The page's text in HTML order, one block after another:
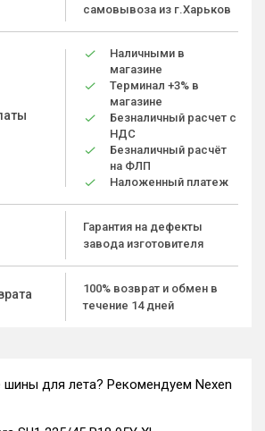
самовывоза из г.Харьков
Наличными в
магазине
Терминал +3% в
магазине
Безналичный расчет с
НДС
Безналичный расчёт
на ФЛП
Наложенный платеж
Гарантия на дефекты
завода изготовителя
100% возврат и обмен в
течение 14 дней
для лета? Рекомендуем Nexen